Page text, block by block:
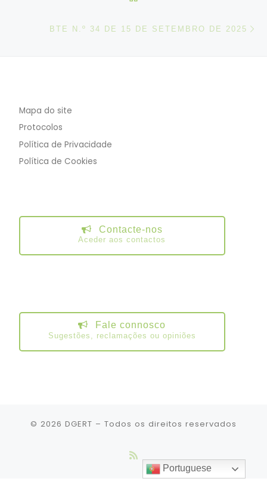
BTE N.º 34 DE 15 DE SETEMBRO DE 2025
Mapa do site
Protocolos
Política de Privacidade
Política de Cookies
Contacte-nos
Aceder aos contactos
Fale connosco
Sugestões, reclamações ou opiniões
© 2026 DGERT – Todos os direitos reservados
Portuguese